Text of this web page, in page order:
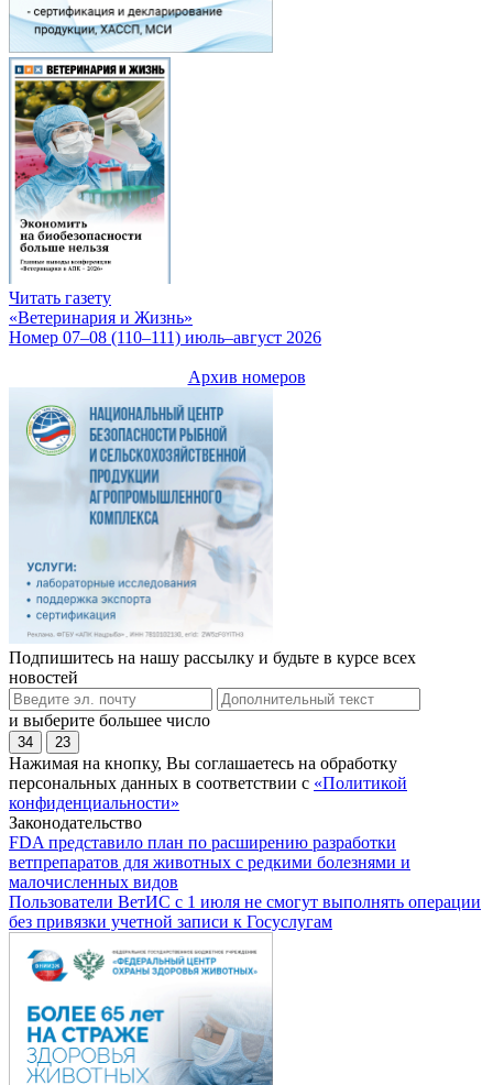
Читать газету
«Ветеринария и Жизнь»
Номер 07–08 (110–111) июль–август 2026
Архив номеров
Подпишитесь на нашу рассылку и будьте в курсе всех
новостей
и выберите большее число
34 23
Нажимая на кнопку, Вы соглашаетесь на обработку
персональных данных в соответствии с «Политикой
конфиденциальности»
Законодательство
FDA представило план по расширению разработки
ветпрепаратов для животных с редкими болезнями и
малочисленных видов
Пользователи ВетИС с 1 июля не смогут выполнять операции
без привязки учетной записи к Госуслугам